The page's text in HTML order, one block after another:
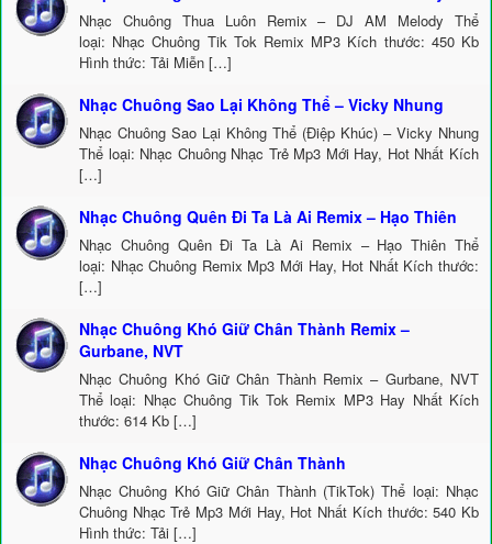
Nhạc Chuông Thua Luôn Remix – DJ AM Melody Thể
loại: Nhạc Chuông Tik Tok Remix MP3 Kích thước: 450 Kb
Hình thức: Tải Miễn […]
Nhạc Chuông Sao Lại Không Thể – Vicky Nhung
Nhạc Chuông Sao Lại Không Thể (Điệp Khúc) – Vicky Nhung
Thể loại: Nhạc Chuông Nhạc Trẻ Mp3 Mới Hay, Hot Nhất Kích
[…]
Nhạc Chuông Quên Đi Ta Là Ai Remix – Hạo Thiên
Nhạc Chuông Quên Đi Ta Là Ai Remix – Hạo Thiên Thể
loại: Nhạc Chuông Remix Mp3 Mới Hay, Hot Nhất Kích thước:
[…]
Nhạc Chuông Khó Giữ Chân Thành Remix –
Gurbane, NVT
Nhạc Chuông Khó Giữ Chân Thành Remix – Gurbane, NVT
Thể loại: Nhạc Chuông Tik Tok Remix MP3 Hay Nhất Kích
thước: 614 Kb […]
Nhạc Chuông Khó Giữ Chân Thành
Nhạc Chuông Khó Giữ Chân Thành (TikTok) Thể loại: Nhạc
Chuông Nhạc Trẻ Mp3 Mới Hay, Hot Nhất Kích thước: 540 Kb
Hình thức: Tải […]